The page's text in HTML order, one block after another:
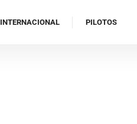
INTERNACIONAL PILOTOS